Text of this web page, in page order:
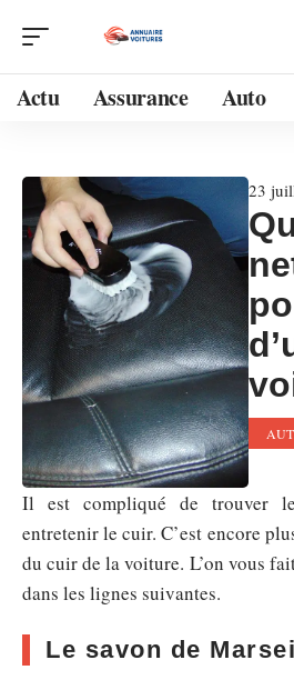
Actu Assurance Auto
23
Il est compliqué de trouver
entretenir le cuir. C’est encore
du cuir de la voiture. L’on vous
dans les lignes suivantes.
Le savon de